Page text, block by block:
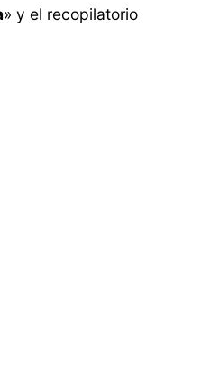
» y el recopilatorio